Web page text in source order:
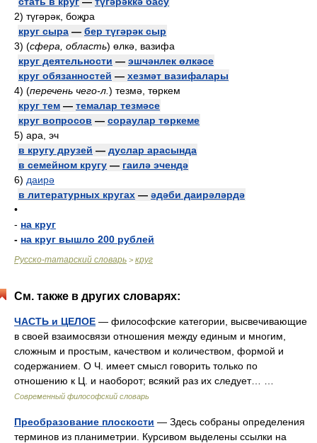
2) түгәрәк, боҗра
круг сыра — бер түгәрәк сыр
3) (сфера, область) өлкә, вазифа
круг деятельности — эшчәнлек өлкәсе
круг обязанностей — хезмәт вазифалары
4) (перечень чего-л. ) тезмә, төркем
круг тем — темалар тезмәсе
круг вопросов — сораулар төркеме
5) ара, эч
в кругу друзей — дуслар арасында
в семейном кругу — гаилә эчендә
6) даирә
в литературных кругах — әдәби даирәләрдә
•
- на круг
- на круг вышло 200 рублей
Русско-татарский словарь > круг
См. также в других словарях:
ЧАСТЬ и ЦЕЛОЕ — философские категории, высвечивающие
в своей взаимосвязи отношения между единым и многим,
сложным и простым, качеством и количеством, формой и
содержанием. О Ч. имеет смысл говорить только по
отношению к Ц. и наоборот; всякий раз их следует… …
Современный философский словарь
Преобразование плоскости — Здесь собраны определения
терминов из планиметрии. Курсивом выделены ссылки на